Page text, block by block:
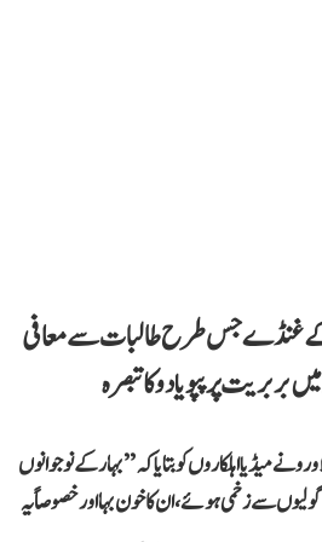
کے غنڈے جس طرح طالبات سے معافی
بربریت پر پپو یادو کا تبصرہ
نے میڈیا اہلکاروں کو بتایا کہ ’’بہار کے نوجوانوں
نوجوان گولیوں سے زخمی ہوئے، ان کا خون بہا اور خصوصاً یہ